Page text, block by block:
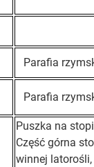
Parafia
Parafia
Puszka na
Część górna
winnej